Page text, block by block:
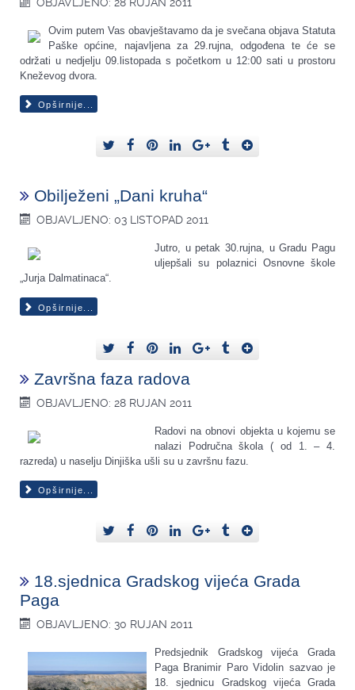
Ovim putem Vas obavještavamo da je svečana objava Statuta
Paške općine, najavljena za 29.rujna, odgođena te će se
održati u nedjelju 09.listopada s početkom u 12:00 sati u prostoru
Kneževog dvora.
Opširnije...
Obilježeni „Dani kruha“
OBJAVLJENO: 03 LISTOPAD 2011
Jutro, u petak 30.rujna, u Gradu Pagu
uljepšali su polaznici Osnovne škole
„Jurja Dalmatinaca“.
Opširnije...
Završna faza radova
OBJAVLJENO: 28 RUJAN 2011
Radovi na obnovi objekta u kojemu se
nalazi Područna škola ( od 1. – 4.
razreda) u naselju Dinjiška ušli su u završnu fazu.
Opširnije...
18.sjednica Gradskog vijeća Grada
Paga
OBJAVLJENO: 30 RUJAN 2011
Predsjednik Gradskog vijeća Grada
Paga Branimir Paro Vidolin sazvao je
18. sjednicu Gradskog vijeća Grada